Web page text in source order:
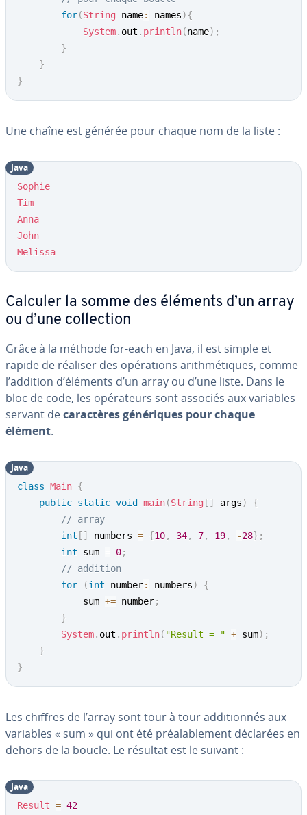
for(String name: names){
System. out . println(name) ;
}
}
}
Une chaîne est générée pour chaque nom de la liste :
Sophie
Tim
Anna
John
Melissa
Java
Calculer la somme des éléments d’un array
ou d’une col­lec­tion
Grâce à la méthode for-each en Java, il est simple et
rapide de réaliser des opé­ra­tions arith­mé­tiques, comme
l’addition d’éléments d’un array ou d’une liste. Dans le
bloc de code, les opé­ra­teurs sont associés aux variables
servant deca­rac­tères gé­né­riques pour chaque
élément.
class Main {
public static void main(String [ ] args)
{
// array
int [ ] numbers = {10, 34, 7, 19, -28} ;
int sum = 0;
// addition
for
(int number: numbers)
{
            sum
+= number;
}
System. out . println( "Result = " + sum) ;
}
}
Java
Les chiffres de l’array sont tour à tour ad­di­tion­nés aux
variables « sum » qui ont été préa­la­ble­ment déclarées en
dehors de la boucle. Le résultat est le suivant :
Result = 42
Java